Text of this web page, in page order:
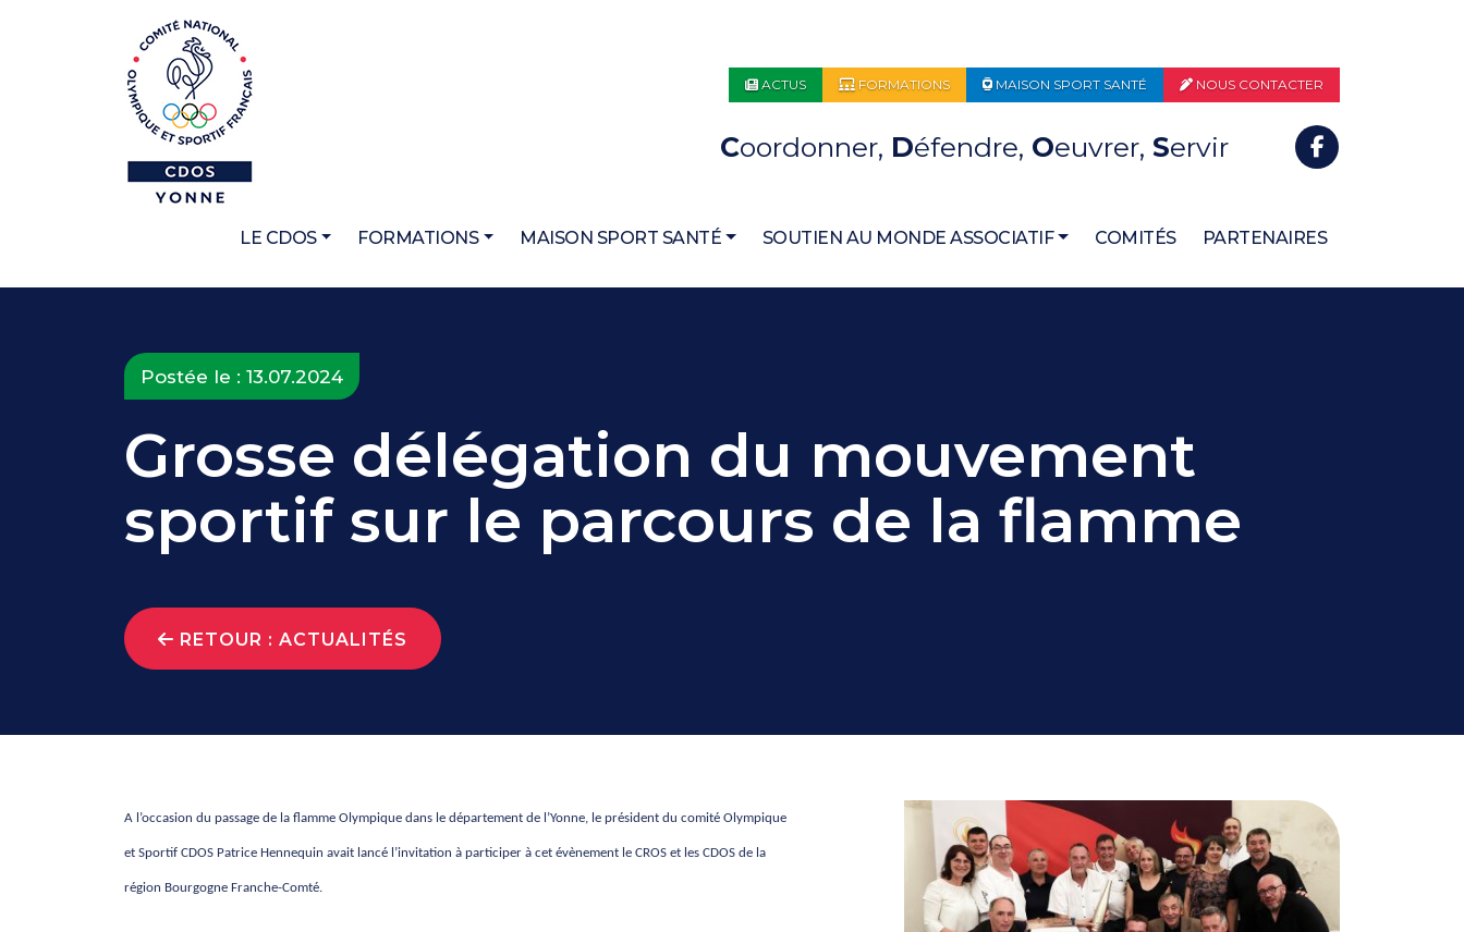
ACTUS FORMATIONS MAISON SPORT SANTÉ NOUS CONTACTER
Coordonner, Défendre, Oeuvrer, Servir
LE CDOS FORMATIONS MAISON SPORT SANTÉ SOUTIEN AU MONDE ASSOCIATIF COMITÉS PARTENAIRES
Postée le : 13.07.2024
Grosse délégation du mouvement
sportif sur le parcours de la flamme
RETOUR : ACTUALITÉS
A l’occasion du passage de la flamme Olympique dans le département de l’Yonne, le président du comité Olympique
et Sportif CDOS Patrice Hennequin avait lancé l’invitation à participer à cet évènement le CROS et les CDOS de la
région Bourgogne Franche-Comté.